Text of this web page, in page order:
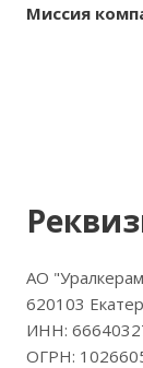
Миссия
АО
620103
ИНН:
ОГРН: